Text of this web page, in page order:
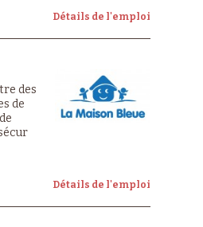
Détails de l'emploi
des
de
Détails de l'emploi